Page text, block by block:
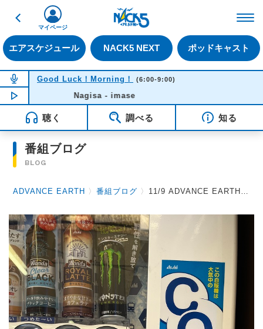
戻る
エアスケジュール NACK5 NEXT ポッドキャスト
マイページ
NOW ON AIR
Good Luck！Morning！ (6:00-9:00)
NOW PLAYING06:44
Nagisa - imase
聴く 調べる 知る
番組ブログ
BLOG
ADVANCE EARTH 〉番組ブログ 〉 11/9 ADVANCE EARTH 放送後記